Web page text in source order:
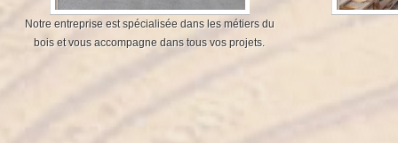
Notre entreprise est spécialisée dans les métiers du
bois et vous accompagne dans tous vos projets.